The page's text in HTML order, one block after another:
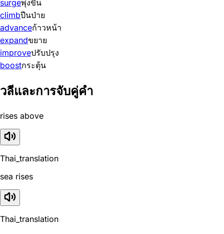
surgeพุ่งขึ้น
climbปีนป่าย
advanceก้าวหน้า
expandขยาย
improveปรับปรุง
boostกระตุ้น
วลีและการจับคู่คำ
rises above
Thai_translation
sea rises
Thai_translation